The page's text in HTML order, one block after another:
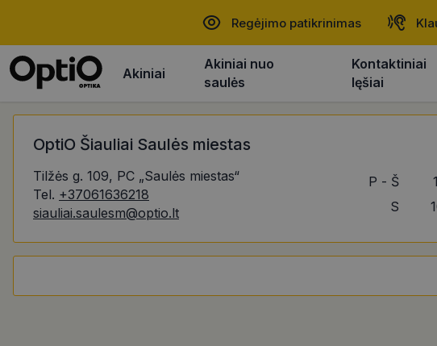
Regėjimo patikrinimas
Akiniai
Akiniai nuo
saulės
Kontaktiniai
lęšiai
OptiO Šiauliai Saulės miestas
Tilžės g. 109, PC „Saulės miestas“
Tel. +37061636218
siauliai.saulesm@optio.lt
P - Š
S